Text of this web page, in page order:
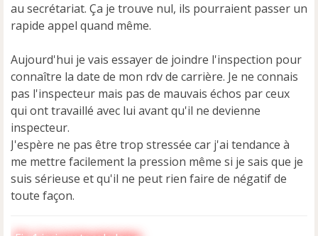
au secrétariat. Ça je trouve nul, ils pourraient passer un
rapide appel quand même.
Aujourd'hui je vais essayer de joindre l'inspection pour
connaître la date de mon rdv de carrière. Je ne connais
pas l'inspecteur mais pas de mauvais échos par ceux
qui ont travaillé avec lui avant qu'il ne devienne
inspecteur.
J'espère ne pas être trop stressée car j'ai tendance à
me mettre facilement la pression même si je sais que je
suis sérieuse et qu'il ne peut rien faire de négatif de
toute façon.